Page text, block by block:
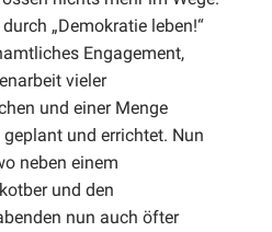
„Demokratie leben!“
Engagement,
vieler
und einer Menge
und errichtet. Nun
neben einem
und den
nun auch öfter